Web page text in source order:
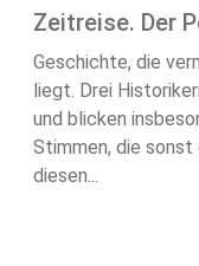
Zeitreise. Der
Geschichte, die
liegt. Drei
und blicken
Stimmen, die
diesen...